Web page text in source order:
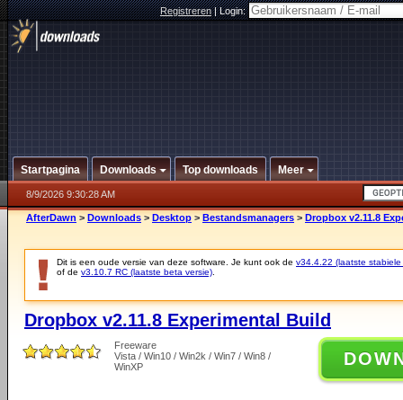
Registreren|Login:
Startpagina Downloads Top downloads Meer
8/9/2026 9:30:28 AM
AfterDawn > Downloads > Desktop > Bestandsmanagers > Dropbox v2.11.8
Dit is een oude versie van deze software. Je kunt ook de v34.4.22 (laatste stabiele
of de v3.10.7 RC (laatste beta versie)
Dropbox v2.11.8 Experimental Build
Freeware
Vista / Win10 / Win2k / Win7 / Win8 /
WinXP